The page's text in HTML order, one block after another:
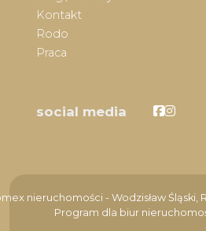
Kontakt
Rodo
Praca
social media
nieruchomości - Wodzisław Śląski,
Program dla biur